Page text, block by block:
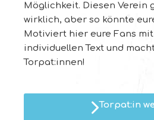
Möglichkeit. Diesen Verein
wirklich, aber so könnte
Motiviert hier eure Fans
individuellen Text und
Torpat:innen!
Torpat:in